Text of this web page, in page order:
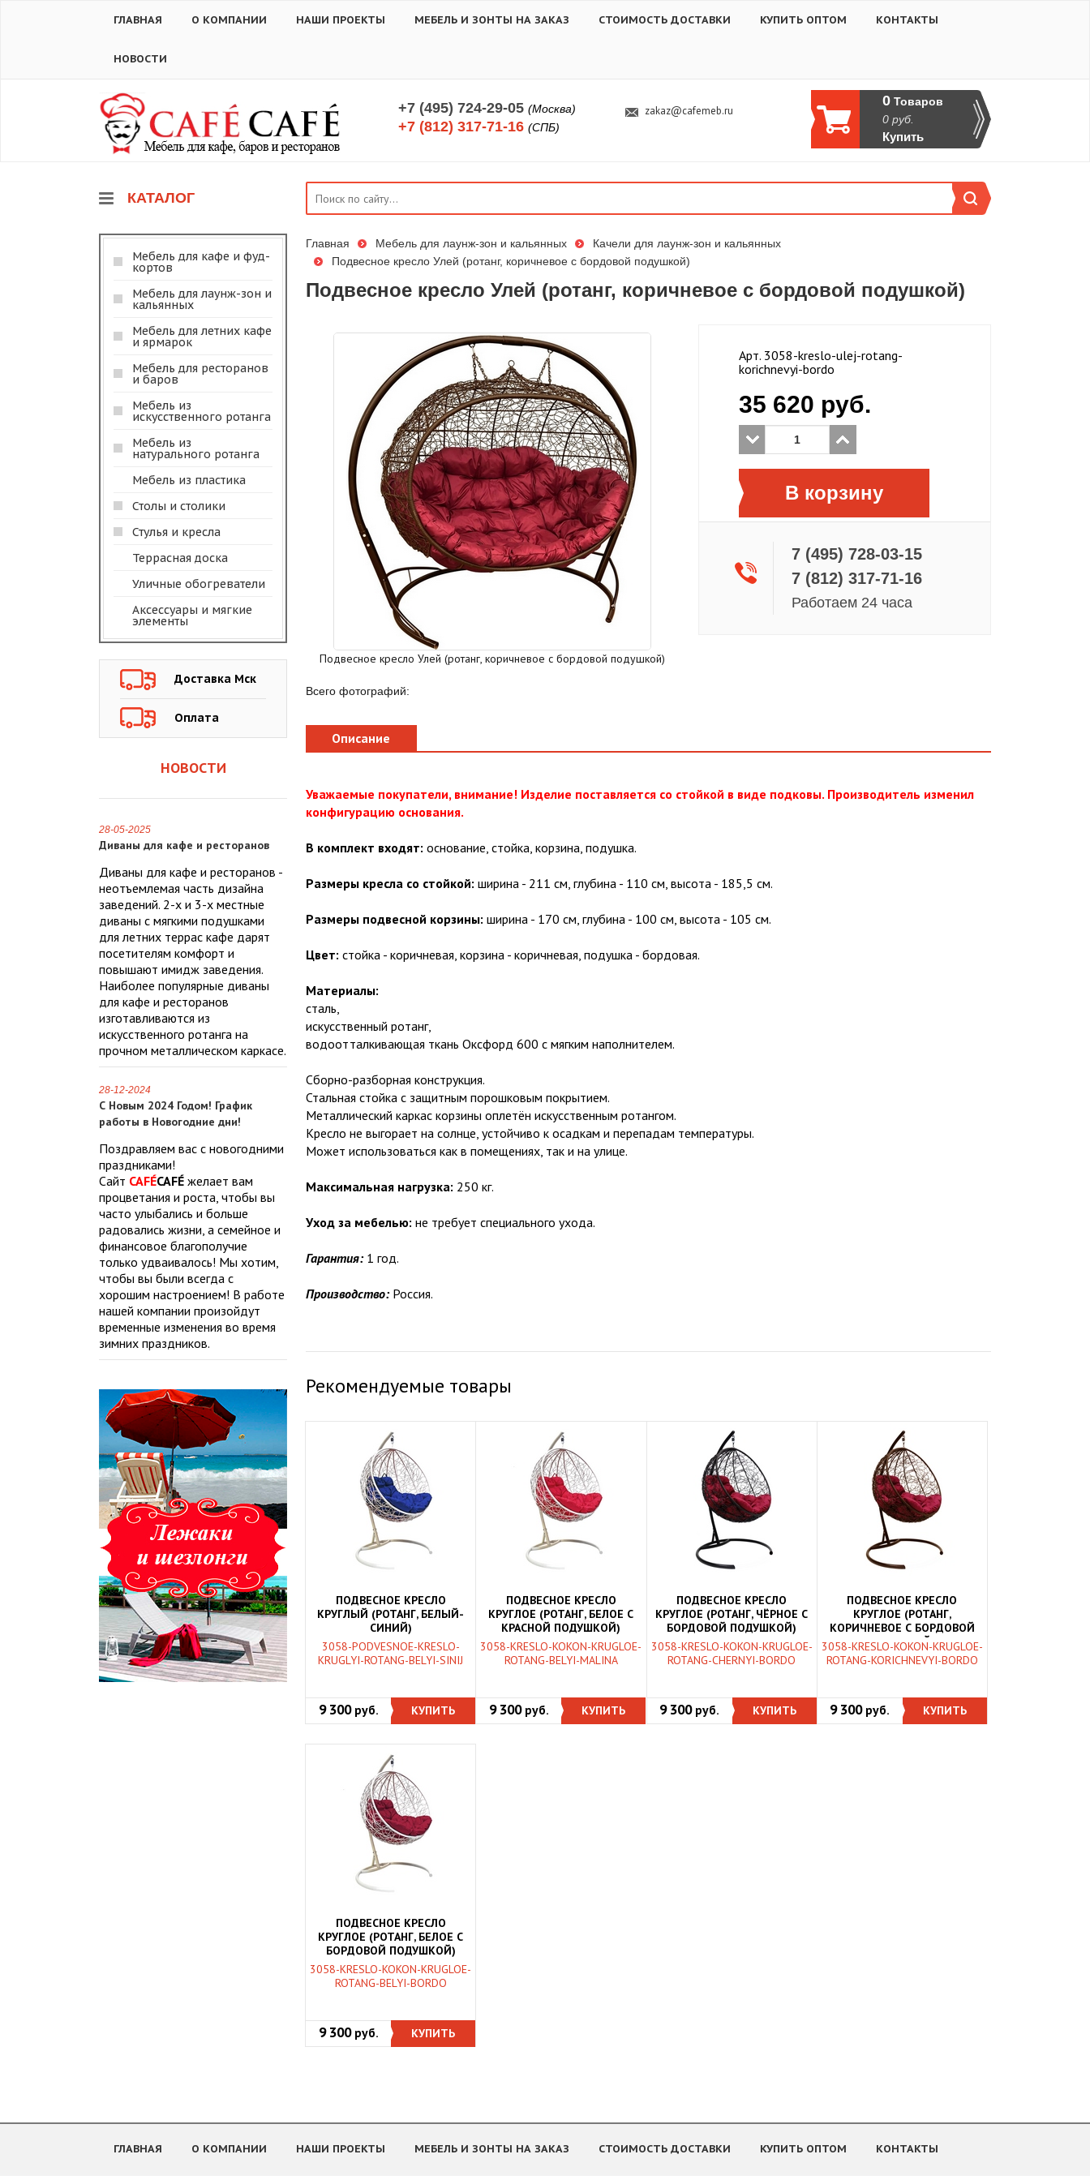
ГЛАВНАЯ О КОМПАНИИ НАШИ ПРОЕКТЫ МЕБЕЛЬ И ЗОНТЫ НА ЗАКАЗ СТОИМОСТЬ ДОСТАВКИ КУПИТЬ ОПТОМ КОНТАКТЫ
НОВОСТИ
+7 (495) 724-29-05 (Москва)
+7 (812) 317-71-16 (СПБ)
zakaz@cafemeb.ru
0 Товаров
0 руб.
Купить
КАТАЛОГ
Мебель для кафе и фуд-
кортов
Мебель для лаунж-зон и
кальянных
Мебель для летних кафе
и ярмарок
Мебель для ресторанов
и баров
Мебель из
искусственного ротанга
Мебель из
натурального ротанга
Мебель из пластика
Столы и столики
Стулья и кресла
Террасная доска
Уличные обогреватели
Аксессуары и мягкие
элементы
Доставка Мск
Оплата
НОВОСТИ
28-05-2025
Диваны для кафе и ресторанов
Диваны для кафе и ресторанов -
неотъемлемая часть дизайна
заведений. 2-х и 3-х местные
диваны с мягкими подушками
для летних террас кафе дарят
посетителям комфорт и
повышают имидж заведения.
Наиболее популярные диваны
для кафе и ресторанов
изготавливаются из
искусственного ротанга на
прочном металлическом каркасе.
28-12-2024
С Новым 2024 Годом! График
работы в Новогодние дни!
Поздравляем вас с новогодними
праздниками!
Сайт CAFÉCAFÉ желает вам
процветания и роста, чтобы вы
часто улыбались и больше
радовались жизни, а семейное и
финансовое благополучие
только удваивалось! Мы хотим,
чтобы вы были всегда с
хорошим настроением! В работе
нашей компании произойдут
временные изменения во время
зимних праздников.
Главная Мебель для лаунж-зон и кальянных
Качели для лаунж-зон и кальянных
Подвесное кресло Улей (ротанг, коричневое с бордовой подушкой)
Подвесное кресло Улей (ротанг, коричневое с бордовой подушкой)
Подвесное кресло Улей (ротанг, коричневое с бордовой подушкой)
Всего фотографий:
Aрт. 3058-kreslo-ulej-rotang-
korichnevyi-bordo
35 620 руб.
В корзину
7 (495) 728-03-15
7 (812) 317-71-16
Работаем 24 часа
Описание
Уважаемые покупатели, внимание! Изделие поставляется со стойкой в виде подковы. Производитель изменил
конфигурацию основания.
В комплект входят: основание, стойка, корзина, подушка.
Размеры кресла со стойкой: ширина - 211 см, глубина - 110 см, высота - 185,5 см.
Размеры подвесной корзины: ширина - 170 см, глубина - 100 см, высота - 105 см.
Цвет: стойка - коричневая, корзина - коричневая, подушка - бордовая.
Материалы:
сталь,
искусственный ротанг,
водоотталкивающая ткань Оксфорд 600 с мягким наполнителем.
Сборно-разборная конструкция.
Стальная стойка с защитным порошковым покрытием.
Металлический каркас корзины оплетён искусственным ротангом.
Кресло не выгорает на солнце, устойчиво к осадкам и перепадам температуры.
Может использоваться как в помещениях, так и на улице.
Максимальная нагрузка: 250 кг.
Уход за мебелью: не требует специального ухода.
Гарантия:1 год.
Производство:Россия.
Рекомендуемые товары
ПОДВЕСНОЕ КРЕСЛО
КРУГЛЫЙ (РОТАНГ, БЕЛЫЙ-
СИНИЙ)
3058-PODVESNOE-KRESLO-
KRUGLYI-ROTANG-BELYI-SINIJ
9 300 руб. КУПИТЬ
ПОДВЕСНОЕ КРЕСЛО
КРУГЛОЕ (РОТАНГ, БЕЛОЕ С
КРАСНОЙ ПОДУШКОЙ)
3058-KRESLO-KOKON-KRUGLOE-
ROTANG-BELYI-MALINA
9 300 руб. КУПИТЬ
ПОДВЕСНОЕ КРЕСЛО
КРУГЛОЕ (РОТАНГ, ЧЁРНОЕ С
БОРДОВОЙ ПОДУШКОЙ)
3058-KRESLO-KOKON-KRUGLOE-
ROTANG-CHERNYI-BORDO
9 300 руб. КУПИТЬ
ПОДВЕСНОЕ КРЕСЛО
КРУГЛОЕ (РОТАНГ,
КОРИЧНЕВОЕ С БОРДОВОЙ
ПОДУШКОЙ)
3058-KRESLO-KOKON-KRUGLOE-
ROTANG-KORICHNEVYI-BORDO
9 300 руб. КУПИТЬ
ПОДВЕСНОЕ КРЕСЛО
КРУГЛОЕ (РОТАНГ, БЕЛОЕ С
БОРДОВОЙ ПОДУШКОЙ)
3058-KRESLO-KOKON-KRUGLOE-
ROTANG-BELYI-BORDO
9 300 руб. КУПИТЬ
ГЛАВНАЯ О КОМПАНИИ НАШИ ПРОЕКТЫ МЕБЕЛЬ И ЗОНТЫ НА ЗАКАЗ СТОИМОСТЬ ДОСТАВКИ КУПИТЬ ОПТОМ КОНТАКТЫ